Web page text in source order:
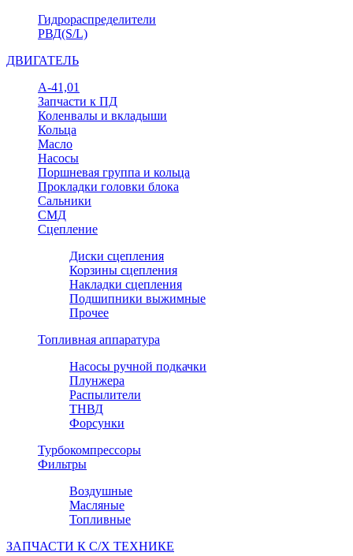
Гидрораспределители
РВД(S/L)
ДВИГАТЕЛЬ
А-41,01
Запчасти к ПД
Коленвалы и вкладыши
Кольца
Масло
Насосы
Поршневая группа и кольца
Прокладки головки блока
Сальники
СМД
Сцепление
Диски сцепления
Корзины сцепления
Накладки сцепления
Подшипники выжимные
Прочее
Топливная аппаратура
Насосы ручной подкачки
Плунжера
Распылители
ТНВД
Форсунки
Турбокомпрессоры
Фильтры
Воздушные
Масляные
Топливные
ЗАПЧАСТИ К С/Х ТЕХНИКЕ